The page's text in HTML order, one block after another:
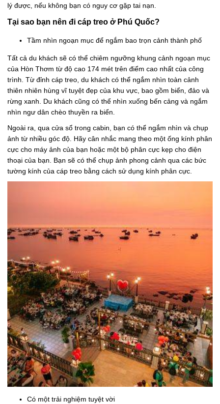
lý được, nếu không bạn có nguy cơ gặp tai nạn.
Tại sao bạn nên đi cáp treo ở Phú Quốc?
Tầm nhìn ngoạn mục để ngắm bao trọn cảnh thành phố
Tất cả du khách sẽ có thể chiêm ngưỡng khung cảnh ngoạn mục
của Hòn Thơm từ độ cao 174 mét trên điểm cao nhất của công
trình. Từ đỉnh cáp treo, du khách có thể ngắm nhìn toàn cảnh
thiên nhiên hùng vĩ tuyệt đẹp của khu vực, bao gồm biển, đảo và
rừng xanh. Du khách cũng có thể nhìn xuống bến cảng và ngắm
nhìn ngư dân chèo thuyền ra biển.
Ngoài ra, qua cửa sổ trong cabin, bạn có thể ngắm nhìn và chụp
ảnh từ nhiều góc độ. Hãy cân nhắc mang theo một ống kính phân
cực cho máy ảnh của bạn hoặc một bộ phân cực kẹp cho điện
thoại của bạn. Bạn sẽ có thể chụp ảnh phong cảnh qua các bức
tường kính của cáp treo bằng cách sử dụng kính phân cực.
Có một trải nghiệm tuyệt vời